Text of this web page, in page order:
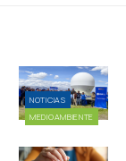
NOTICIAS
MEDIOAMBIENTE